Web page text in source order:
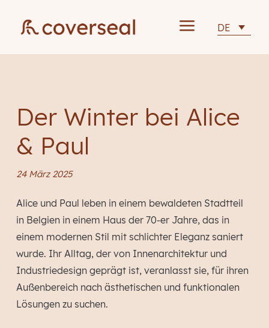
a DE
Der Winter bei Alice
& Paul
24 März 2025
Alice und Paul leben in einem bewaldeten Stadtteil
in Belgien in einem Haus der 70-er Jahre, das in
einem modernen Stil mit schlichter Eleganz saniert
wurde. Ihr Alltag, der von Innenarchitektur und
Industriedesign geprägt ist, veranlasst sie, für ihren
Außenbereich nach ästhetischen und funktionalen
Lösungen zu suchen.